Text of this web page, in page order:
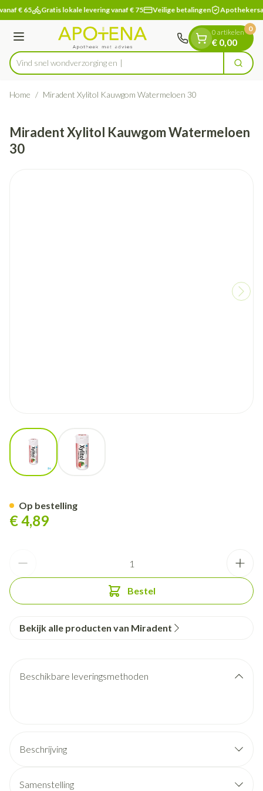
Ga naar de inhoud
1 van 1
€ 65 Gratis lokale levering vanaf € 75 Veilige betalingen
Menu
Product, merk, categorie...
Vind snel wondverzor Zoek
0 artikelen
€ 0,00
0
Home / Miradent Xylitol Kauwgom Watermeloen 30
Miradent Xylitol Kauwgom Watermeloen
30
View larger imageView larger image
€ 4,89
Bestel
Op bestelling
Bekijk alle producten van Miradent
Beschikbare leveringsmethoden
Beschrijving
Samenstelling